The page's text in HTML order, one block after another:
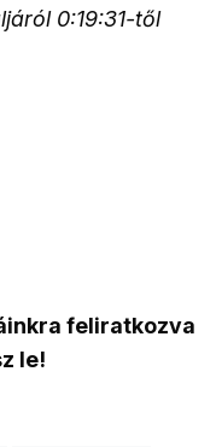
0:19:31-től
feliratkozva
le!